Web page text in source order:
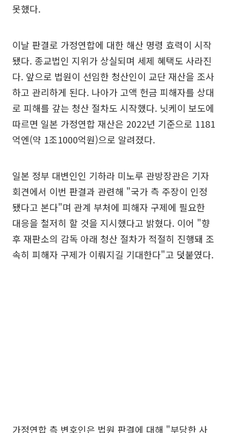
못했다.
이날 판결로 가정연합에 대한 해산 명령 효력이 시작
됐다. 종교법인 지위가 상실되며 세제 혜택도 사라진
다. 앞으로 법원이 선임한 청산인이 교단 재산을 조사
하고 관리하게 된다. 나아가 고액 헌금 피해자를 상대
로 피해를 갚는 청산 절차도 시작했다. 닛케이 보도에
따르면 일본 가정연합 재산은 2022년 기준으로 1181
억엔(약 1조1000억원)으로 알려졌다.
일본 정부 대변인인 기하라 미노루 관방장관은 기자
회견에서 이번 판결과 관련해 "국가 측 주장이 인정
됐다고 본다"며 관계 부처에 피해자 구제에 필요한
대응을 철저히 할 것을 지시했다고 밝혔다. 이어 "향
후 재판소의 감독 아래 청산 절차가 적절히 진행돼 조
속히 피해자 구제가 이뤄지길 기대한다"고 덧붙였다.
가정연합 측 변호인은 법원 판결에 대해 "부당한 사